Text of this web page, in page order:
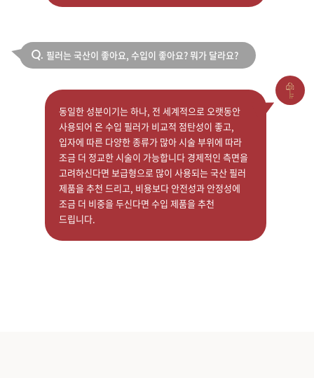
Q. 필러는 국산이 좋아요, 수입이 좋아요? 뭐가 달라요?
동일한 성분이기는 하나, 전 세계적으로 오랫동안
사용되어 온 수입 필러가 비교적 점탄성이 좋고,
입자에 따른 다양한 종류가 많아 시술 부위에 따라
조금 더 정교한 시술이 가능합니다 경제적인 측면을
고려하신다면 보급형으로 많이 사용되는 국산 필러
제품을 추천 드리고, 비용보다 안전성과 안정성에
조금 더 비중을 두신다면 수입 제품을 추천
드립니다.